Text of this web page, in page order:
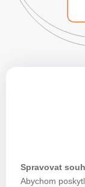
Spravovat
Abychom